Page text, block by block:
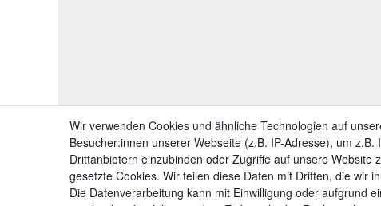
Wir verwenden Cookies und ähnliche Technologien auf
Besucher:innen unserer Webseite (z.B. IP-Adresse), um
Drittanbietern einzubinden oder Zugriffe auf unsere
gesetzte Cookies. Wir teilen diese Daten mit Dritten, die wir
Die Datenverarbeitung kann mit Einwilligung oder aufgrund